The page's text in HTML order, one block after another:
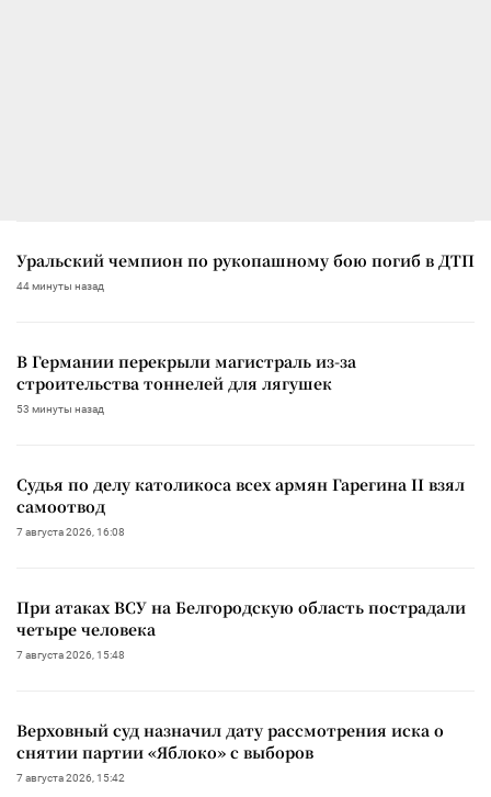
Уральский чемпион по рукопашному бою погиб в ДТП
44 минуты назад
В Германии перекрыли магистраль из-за
строительства тоннелей для лягушек
53 минуты назад
Судья по делу католикоса всех армян Гарегина II взял
самоотвод
7 августа 2026, 16:08
При атаках ВСУ на Белгородскую область пострадали
четыре человека
7 августа 2026, 15:48
Верховный суд назначил дату рассмотрения иска о
снятии партии «Яблоко» с выборов
7 августа 2026, 15:42